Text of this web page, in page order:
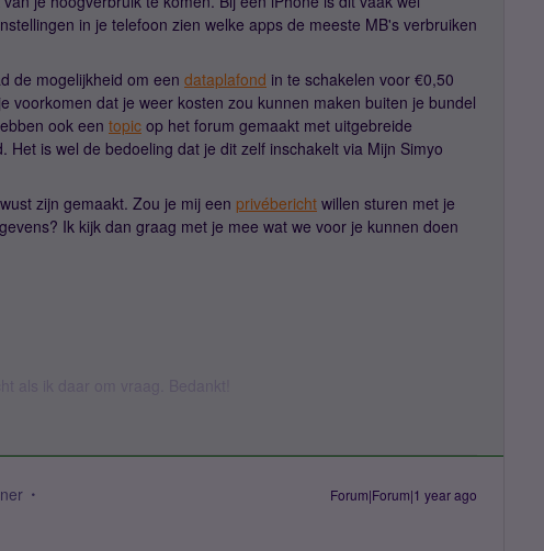
in je telefoon zien welke apps de meeste MB's verbruiken
de mogelijkheid om een dataplafond in te schakelen voor €0,50
voorkomen dat je weer kosten zou kunnen maken buiten je bundel
ook een topic op het forum gemaakt met uitgebreide
Het is wel de bedoeling dat je dit zelf inschakelt via Mijn Simyo
zijn gemaakt. Zou je mij een privébericht willen sturen met je
Ik kijk dan graag met je mee wat we voor je kunnen doen
Forum|Forum|1 year ago